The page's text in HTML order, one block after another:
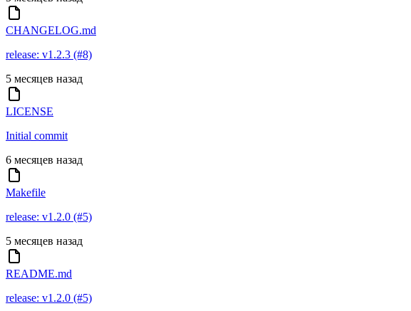
CHANGELOG.md
release: v1.2.3 (#8)
5 месяцев назад
LICENSE
Initial commit
6 месяцев назад
Makefile
release: v1.2.0 (#5)
5 месяцев назад
README.md
release: v1.2.0 (#5)